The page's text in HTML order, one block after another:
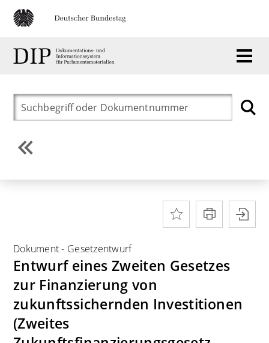
Dokument- Gesetzentwurf
Entwurf eines Zweiten Gesetzes
zur Finanzierung von
zukunftssichernden Investitionen
(Zweites